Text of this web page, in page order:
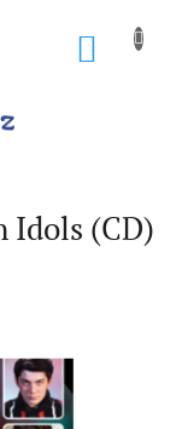
Idols (CD)